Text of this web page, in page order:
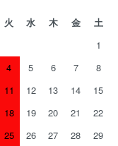
火 水 木 金
土
1
4 5 6 7
8
11 12 13 14
15
18 19 20 21
22
25 26 27 28
29